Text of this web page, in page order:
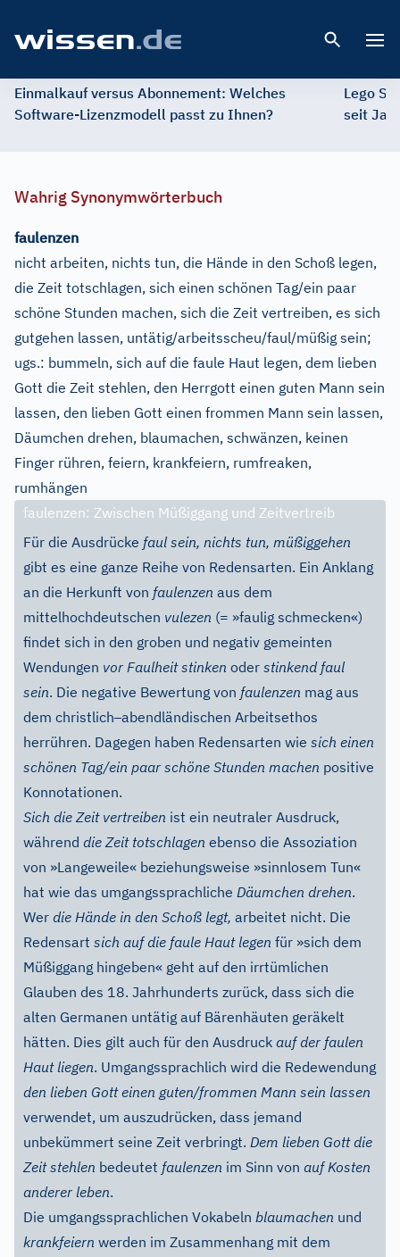
Einmalkauf versus Abonnement: Welches
Software-Lizenzmodell passt zu Ihnen?
Lego
seit
Wahrig Synonymwörterbuch
faulenzen
nicht arbeiten, nichts tun, die Hände in den Schoß legen,
die Zeit totschlagen, sich einen schönen Tag/ein paar
schöne Stunden machen, sich die Zeit vertreiben, es sich
gutgehen lassen, untätig/arbeitsscheu/faul/müßig sein;
ugs.: bummeln, sich auf die faule Haut legen, dem lieben
Gott die Zeit stehlen, den Herrgott einen guten Mann sein
lassen, den lieben Gott einen frommen Mann sein lassen,
Däumchen drehen, blaumachen, schwänzen, keinen
Finger rühren, feiern, krankfeiern, rumfreaken,
rumhängen
faulenzen: Zwischen Müßiggang und Zeitvertreib
Für die Ausdrücke faul sein, nichts tun, müßiggehen
gibt es eine ganze Reihe von Redensarten. Ein Anklang
an die Herkunft von faulenzen aus dem
mittelhochdeutschen vulezen (= »faulig schmecken«)
findet sich in den groben und negativ gemeinten
Wendungen vor Faulheit stinken oder stinkend faul
sein. Die negative Bewertung von faulenzen mag aus
dem christlich–abendländischen Arbeitsethos
herrühren. Dagegen haben Redensarten wie sich einen
schönen Tag/ein paar schöne Stunden machen positive
Konnotationen.
Sich die Zeit vertreiben ist ein neutraler Ausdruck,
während die Zeit totschlagen ebenso die Assoziation
von »Langeweile« beziehungsweise »sinnlosem Tun«
hat wie das umgangssprachliche Däumchen drehen.
Wer die Hände in den Schoß legt, arbeitet nicht. Die
Redensart sich auf die faule Haut legen für »sich dem
Müßiggang hingeben« geht auf den irrtümlichen
Glauben des 18. Jahrhunderts zurück, dass sich die
alten Germanen untätig auf Bärenhäuten geräkelt
hätten. Dies gilt auch für den Ausdruck auf der faulen
Haut liegen. Umgangssprachlich wird die Redewendung
den lieben Gott einen guten/frommen Mann sein lassen
verwendet, um auszudrücken, dass jemand
unbekümmert seine Zeit verbringt. Dem lieben Gott die
Zeit stehlen bedeutet faulenzen im Sinn von auf Kosten
anderer leben.
Die umgangssprachlichen Vokabeln blaumachen und
krankfeiern werden im Zusammenhang mit dem